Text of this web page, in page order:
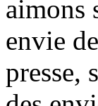
aimons
envie
presse,